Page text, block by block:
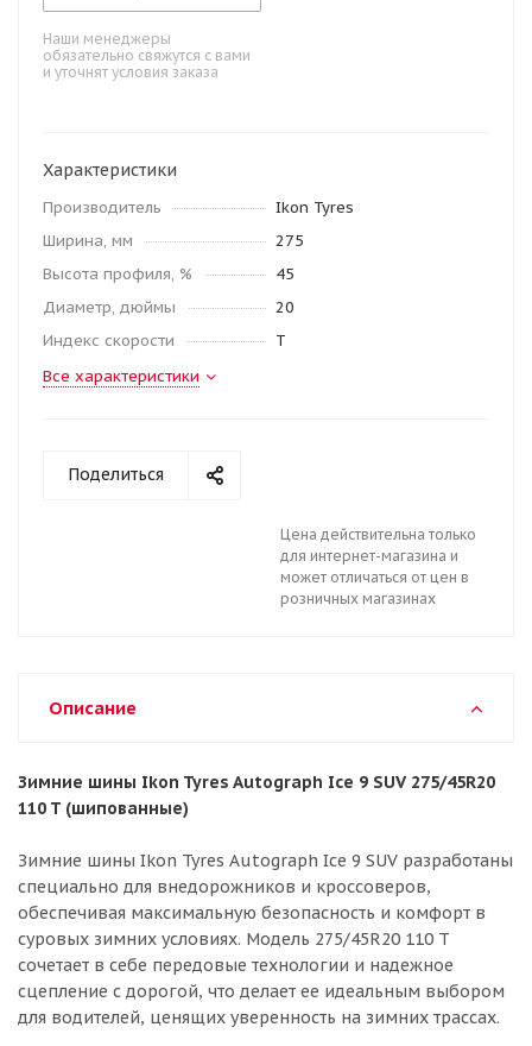
Наши менеджеры
обязательно свяжутся с вами
и уточнят условия заказа
Характеристики
Производитель
Ikon Tyres
Ширина, мм
275
Высота профиля, %
45
Диаметр, дюймы
20
Индекс скорости
T
Все характеристики
Поделиться
Цена действительна только
для интернет-магазина и
может отличаться от цен в
розничных магазинах
Описание
Зимние шины Ikon Tyres Autograph Ice 9 SUV 275/45R20
110 T (шипованные)
Зимние шины Ikon Tyres Autograph Ice 9 SUV разработаны
специально для внедорожников и кроссоверов,
обеспечивая максимальную безопасность и комфорт в
суровых зимних условиях. Модель 275/45R20 110 T
сочетает в себе передовые технологии и надежное
сцепление с дорогой, что делает ее идеальным выбором
для водителей, ценящих уверенность на зимних трассах.